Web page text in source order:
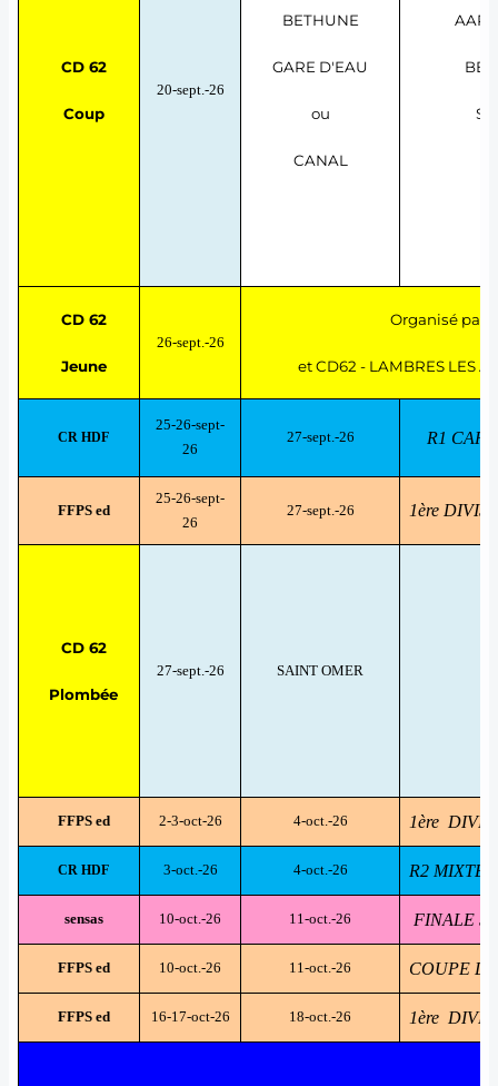
CD 62
Coup
20-sept.-26
BETHUNE
GARE D'EAU
ou
CANAL
CD 62
Jeune
26-sept.-26
Organisé par
et CD62 - LAMBRES LES
CR HDF
25-26-sept-
26
27-sept.-26 R1
FFPS ed
25-26-sept-
26
27-sept.-26 1ère
CD 62
Plombée
27-sept.-26 SAINT OMER
FFPS ed 2-3-oct-26 4-oct.-26 1ère
CR HDF 3-oct.-26 4-oct.-26 R2
sensas 10-oct.-26 11-oct.-26 FINALE
FFPS ed 10-oct.-26 11-oct.-26 COUPE
FFPS ed 16-17-oct-26 18-oct.-26 1ère